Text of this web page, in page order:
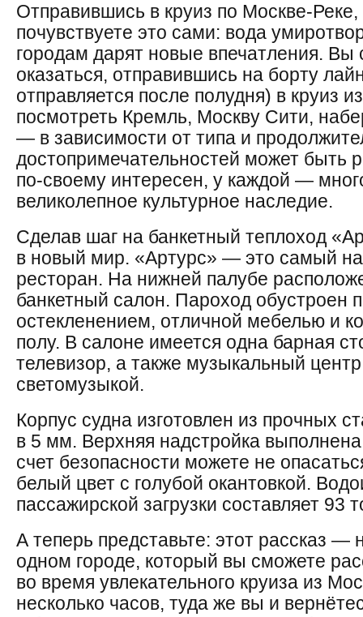
Отправившись в круиз по Москве-
почувствуете это сами: вода
городам дарят новые впечатления. Вы
оказаться, отправившись на борту
отправляется после полудня) в круиз
посмотреть Кремль, Москву Сити,
— в зависимости от типа и
достопримечательностей может быть
по-своему интересен, у каждой —
великолепное культурное наследие.
Сделав шаг на банкетный теплоход
в новый мир. «Артурс» — это самый
ресторан. На нижней палубе
банкетный салон. Пароход обустроен
остекленением, отличной мебелью и
полу. В салоне имеется одна барная
телевизор, а также музыкальный
светомузыкой.
Корпус судна изготовлен из прочных
в 5 мм. Верхняя надстройка
счет безопасности можете не
белый цвет с голубой окантовкой.
пассажирской загрузки составляет 93
А теперь представьте: этот рассказ
одном городе, который вы сможете
во время увлекательного круиза из
несколько часов, туда же вы и